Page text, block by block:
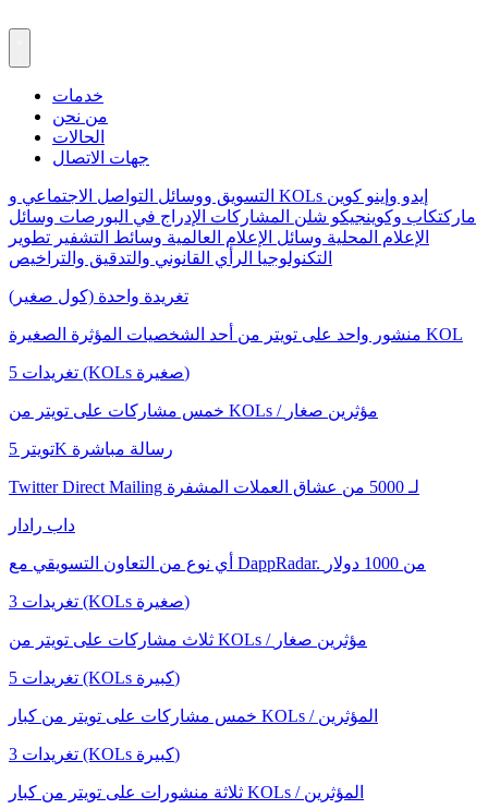
خدمات
من نحن
الحالات
جهات الاتصال
التسويق ووسائل التواصل الاجتماعي و KOLs إيدو وإينو كوين
ماركتكاب وكوينجيكو شلن المشاركات الإدراج في البورصات وسائل
الإعلام المحلية وسائل الإعلام العالمية وسائط التشفير تطوير
التكنولوجيا الرأي القانوني والتدقيق والتراخيص
تغريدة واحدة (كول صغير)
منشور واحد على تويتر من أحد الشخصيات المؤثرة الصغيرة KOL
5 تغريدات (KOLs صغيرة)
خمس مشاركات على تويتر من KOLs / مؤثرين صغار
تويتر 5K رسالة مباشرة
Twitter Direct Mailing لـ 5000 من عشاق العملات المشفرة
داب رادار
أي نوع من التعاون التسويقي مع DappRadar. من 1000 دولار
3 تغريدات (KOLs صغيرة)
ثلاث مشاركات على تويتر من KOLs / مؤثرين صغار
5 تغريدات (KOLs كبيرة)
خمس مشاركات على تويتر من كبار KOLs / المؤثرين
3 تغريدات (KOLs كبيرة)
ثلاثة منشورات على تويتر من كبار KOLs / المؤثرين